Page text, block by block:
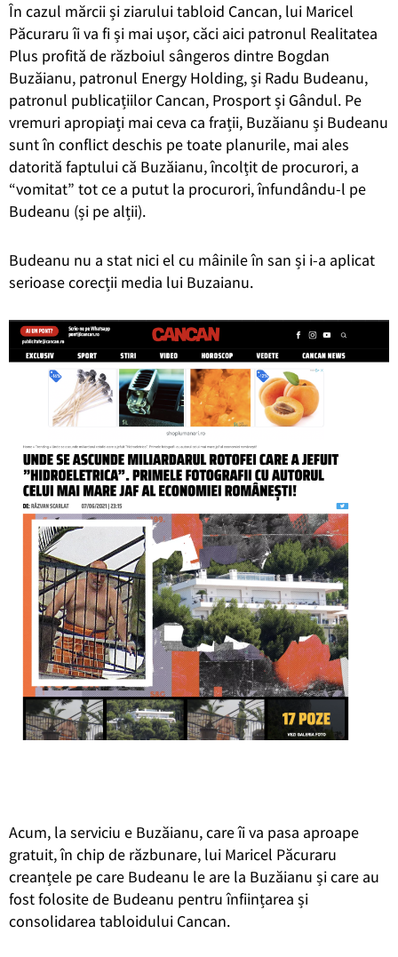
În cazul mărcii și ziarului tabloid Cancan, lui Maricel
Păcuraru îi va fi și mai ușor, căci aici patronul Realitatea
Plus profită de războiul sângeros dintre Bogdan
Buzăianu, patronul Energy Holding, și Radu Budeanu,
patronul publicațiilor Cancan, Prosport și Gândul. Pe
vremuri apropiați mai ceva ca frații, Buzăianu și Budeanu
sunt în conflict deschis pe toate planurile, mai ales
datorită faptului că Buzăianu, încolțit de procurori, a
“vomitat” tot ce a putut la procurori, înfundându-l pe
Budeanu (și pe alții).
Budeanu nu a stat nici el cu mâinile în san și i-a aplicat
serioase corecții media lui Buzaianu.
Acum, la serviciu e Buzăianu, care îi va pasa aproape
gratuit, în chip de răzbunare, lui Maricel Păcuraru
creanțele pe care Budeanu le are la Buzăianu și care au
fost folosite de Budeanu pentru înființarea și
consolidarea tabloidului Cancan.